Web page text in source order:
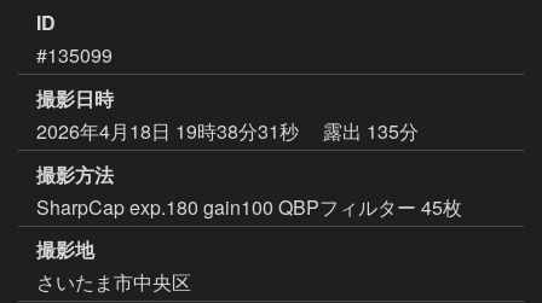
ID
#135099
撮影日時
2026年4月18日 19時38分31秒
露出 135分
撮影方法
SharpCap exp.180 gain100 QBPフィルター 45枚
撮影地
さいたま市中央区